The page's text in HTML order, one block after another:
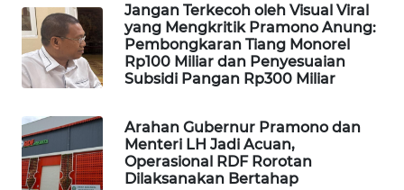
Jangan Terkecoh oleh Visual Viral
yang Mengkritik Pramono Anung:
Pembongkaran Tiang Monorel
Rp100 Miliar dan Penyesuaian
Subsidi Pangan Rp300 Miliar
Arahan Gubernur Pramono dan
Menteri LH Jadi Acuan,
Operasional RDF Rorotan
Dilaksanakan Bertahap
WN
SAMOSIR
WN
LAWAS
WN
SUMEDANG